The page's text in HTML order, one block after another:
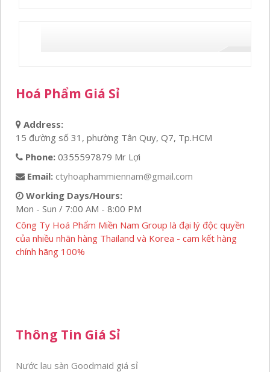
Hoá Phẩm Giá Sỉ
Address:
15 đường số 31, phường Tân Quy, Q7, Tp.HCM
Phone: 0355597879 Mr Lợi
Email: ctyhoaphammiennam@gmail.com
Working Days/Hours:
Mon - Sun / 7:00 AM - 8:00 PM
Công Ty Hoá Phẩm Miền Nam Group là đại lý độc quyền
của nhiều nhãn hàng Thailand và Korea - cam kết hàng
chính hãng 100%
Thông Tin Giá Sỉ
Nước lau sàn Goodmaid giá sỉ